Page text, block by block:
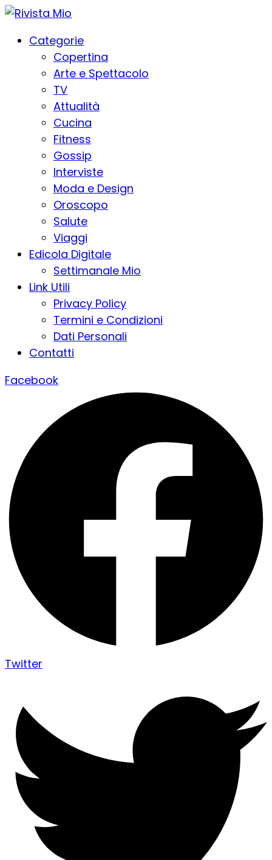
Categorie
Copertina
Arte e Spettacolo
TV
Attualità
Cucina
Fitness
Gossip
Interviste
Moda e Design
Oroscopo
Salute
Viaggi
Edicola Digitale
Settimanale Mio
Link Utili
Privacy Policy
Termini e Condizioni
Dati Personali
Contatti
Facebook
Twitter